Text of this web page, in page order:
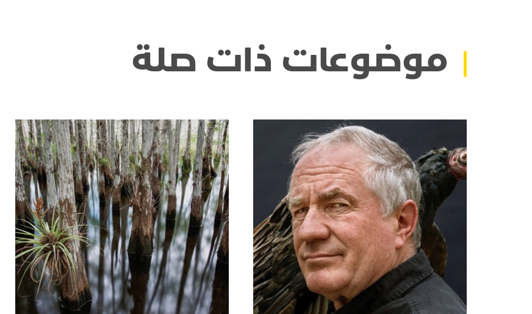
موضوعات ذات صلة